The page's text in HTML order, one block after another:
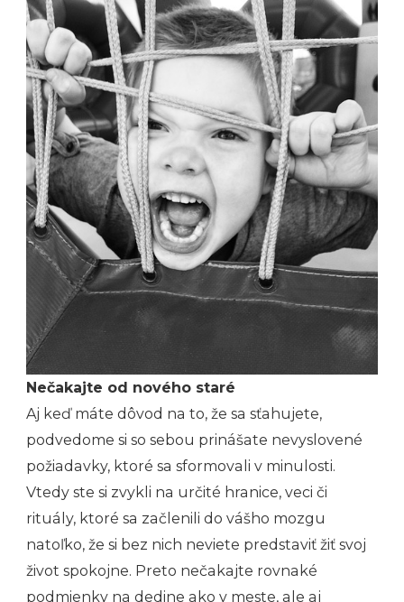
Nečakajte od nového staré
Aj keď máte dôvod na to, že sa sťahujete,
podvedome si so sebou prinášate nevyslovené
požiadavky, ktoré sa sformovali v minulosti.
Vtedy ste si zvykli na určité hranice, veci či
rituály, ktoré sa začlenili do vášho mozgu
natoľko, že si bez nich neviete predstaviť žiť svoj
život spokojne. Preto nečakajte rovnaké
podmienky na dedine ako v meste, ale aj